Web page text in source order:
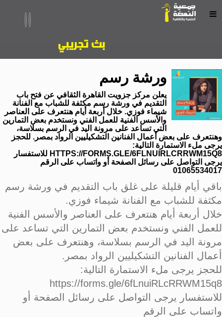
ورشة رسم
يعلن مركز جزويت القاهرة الثقافي عن فتح باب
التقديم في ورشة رسم مكثفة للشباب مع الفنانة
شيماء فوزي. خلال أربعة أيام هنتعرف على العناصر
والأسس الفنية للعمل الفني ونستخدم بعض التمارين
التي تساعد على مرونة اليد في الرسم بسلاسة،
وهنتعرف على بعض أعمال الفنانين التشكيليين الرواد بمصر. للحجز
يرجى ملء الاستمارة التالية:
HTTPS://FORMS.GLE/6FLNUIRLCRRWM15Q8 للاستفسار
يرجى التواصل على رسائل الصفحة أو واتساب على الرقم
01065534017
باقي أيام قليلة على غلق باب التقديم في ورشة رسم
مكثفة للشباب مع الفنانة شيماء فوزي.
خلال أربعة أيام هنتعرف على العناصر والأسس الفنية
للعمل الفني ونستخدم بعض التمارين التي تساعد على
مرونة اليد في الرسم بسلاسة، وهنتعرف على بعض
أعمال الفنانين التشكيليين الرواد بمصر.
للحجز يرجى ملء الاستمارة التالية:
https://forms.gle/6fLnuiRLcRRWM15q8
للاستفسار يرجى التواصل على رسائل الصفحة أو
واتساب على الرقم